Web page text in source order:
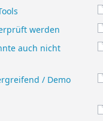
werden
auch nicht
/ Demo